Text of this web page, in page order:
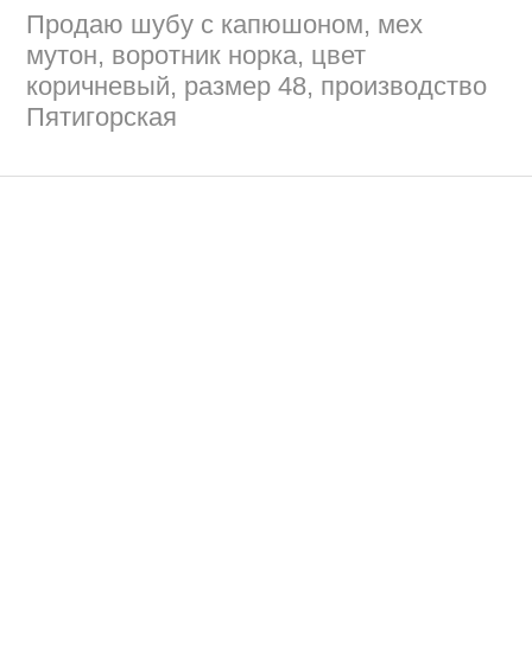
Продаю шубу с капюшоном, мех
мутон, воротник норка, цвет
коричневый, размер 48, производство
Пятигорская